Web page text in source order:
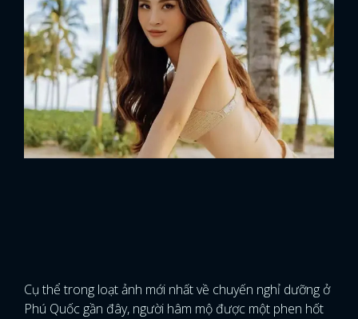
Cụ thể trong loạt ảnh mới nhất về chuyến nghỉ dưỡng ở
Phú Quốc gần đây, người hâm mộ được một phen hốt